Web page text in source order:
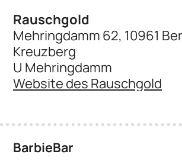
Rauschgold
Mehringdamm 62, 10961
Kreuzberg
U Mehringdamm
Website des Rauschgold
BarbieBar